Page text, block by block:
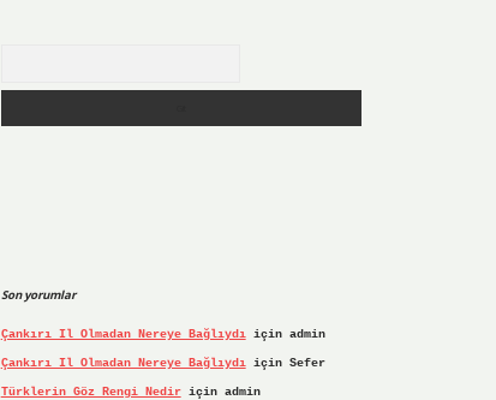
Son yorumlar
Çankırı Il Olmadan Nereye Bağlıydıiçin admin
Çankırı Il Olmadan Nereye Bağlıydıiçin Sefer
Türklerin Göz Rengi Nediriçin admin